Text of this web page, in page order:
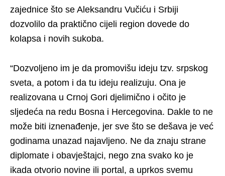
zajednice što se Aleksandru Vučiću i Srbiji
dozvolilo da praktično cijeli region dovede do
kolapsa i novih sukoba.
“Dozvoljeno im je da promovišu ideju tzv. srpskog
sveta, a potom i da tu ideju realizuju. Ona je
realizovana u Crnoj Gori djelimično i očito je
sljedeća na redu Bosna i Hercegovina. Dakle to ne
može biti iznenađenje, jer sve što se dešava je već
godinama unazad najavljeno. Ne da znaju strane
diplomate i obavještajci, nego zna svako ko je
ikada otvorio novine ili portal, a uprkos svemu